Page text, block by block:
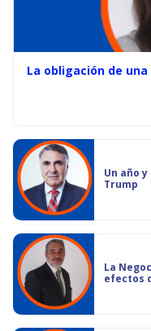
La obligación de
Un año
Trump
La
efectos